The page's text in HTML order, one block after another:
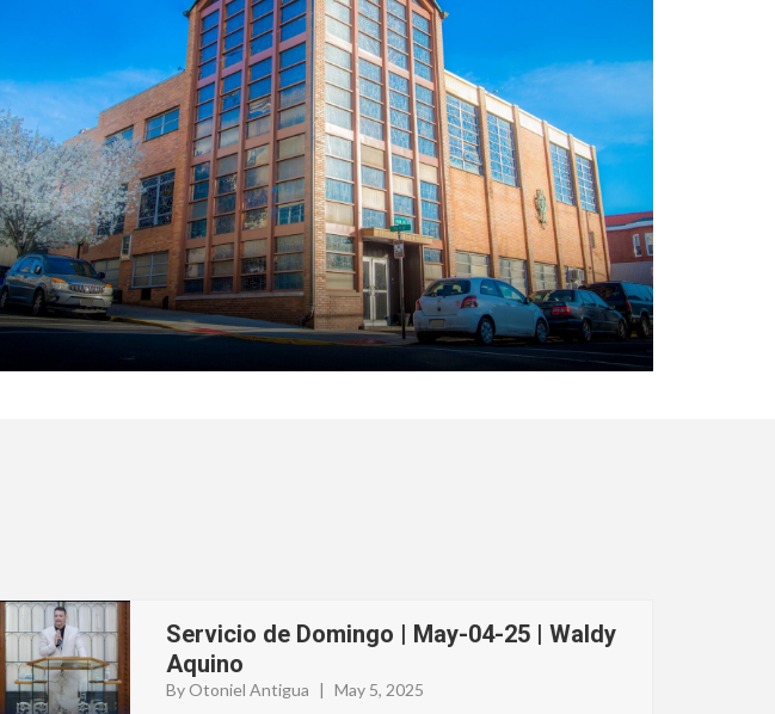
Servicio de Domingo | May-04-25 | Waldy
Aquino
By Otoniel Antigua | May 5, 2025